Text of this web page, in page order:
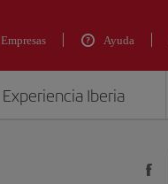
Empresas Ayuda
Experiencia Iberia